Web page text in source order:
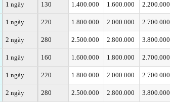
1 ngày 130 1.400.000 1.600.000 2.200.000
1 ngày 220 1.800.000 2.000.000 2.700.000
2 ngày 280 2.500.000 2.800.000 3.800.000
1 ngày 160 1.600.000 1.800.000 2.700.000
1 ngày 220 1.800.000 2.000.000 2.700.000
2 ngày 280 2.500.000 2.800.000 3.800.000